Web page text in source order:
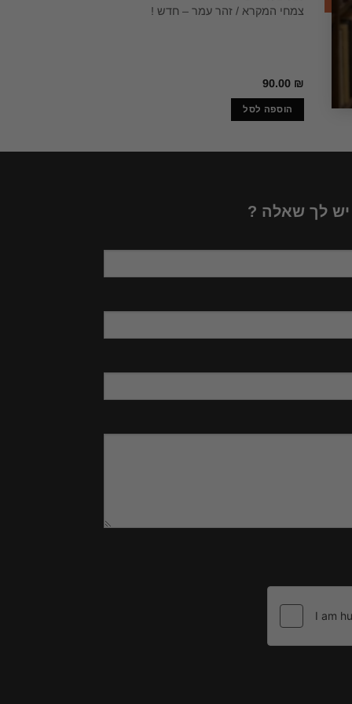
צמחי המקרא / זהר עמר – חדש !
90.00 ₪
הוספה לסל
יש לך שאלה ?